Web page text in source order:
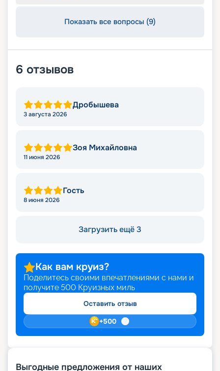
Показать все вопросы (9)
6 отзывов
Дробышева
3 августа 2026
Зоя Михайловна
11 июня 2026
Гость
8 июня 2026
Загрузить ещё 3
Как вам круиз?
Поделитесь своими впечатлениями с нами и
получите 500 Круизных миль
Оставить отзыв
+500
Выгодные предложения от наших